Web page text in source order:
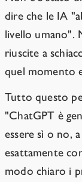
dire che le IA
livello umano".
riuscite a
quel momento
Tutto questo
"ChatGPT è
essere sì o no,
esattamente
modo chiaro i